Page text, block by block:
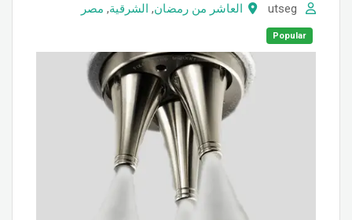
العاشر من رمضان, الشرقية, مصر
Popular